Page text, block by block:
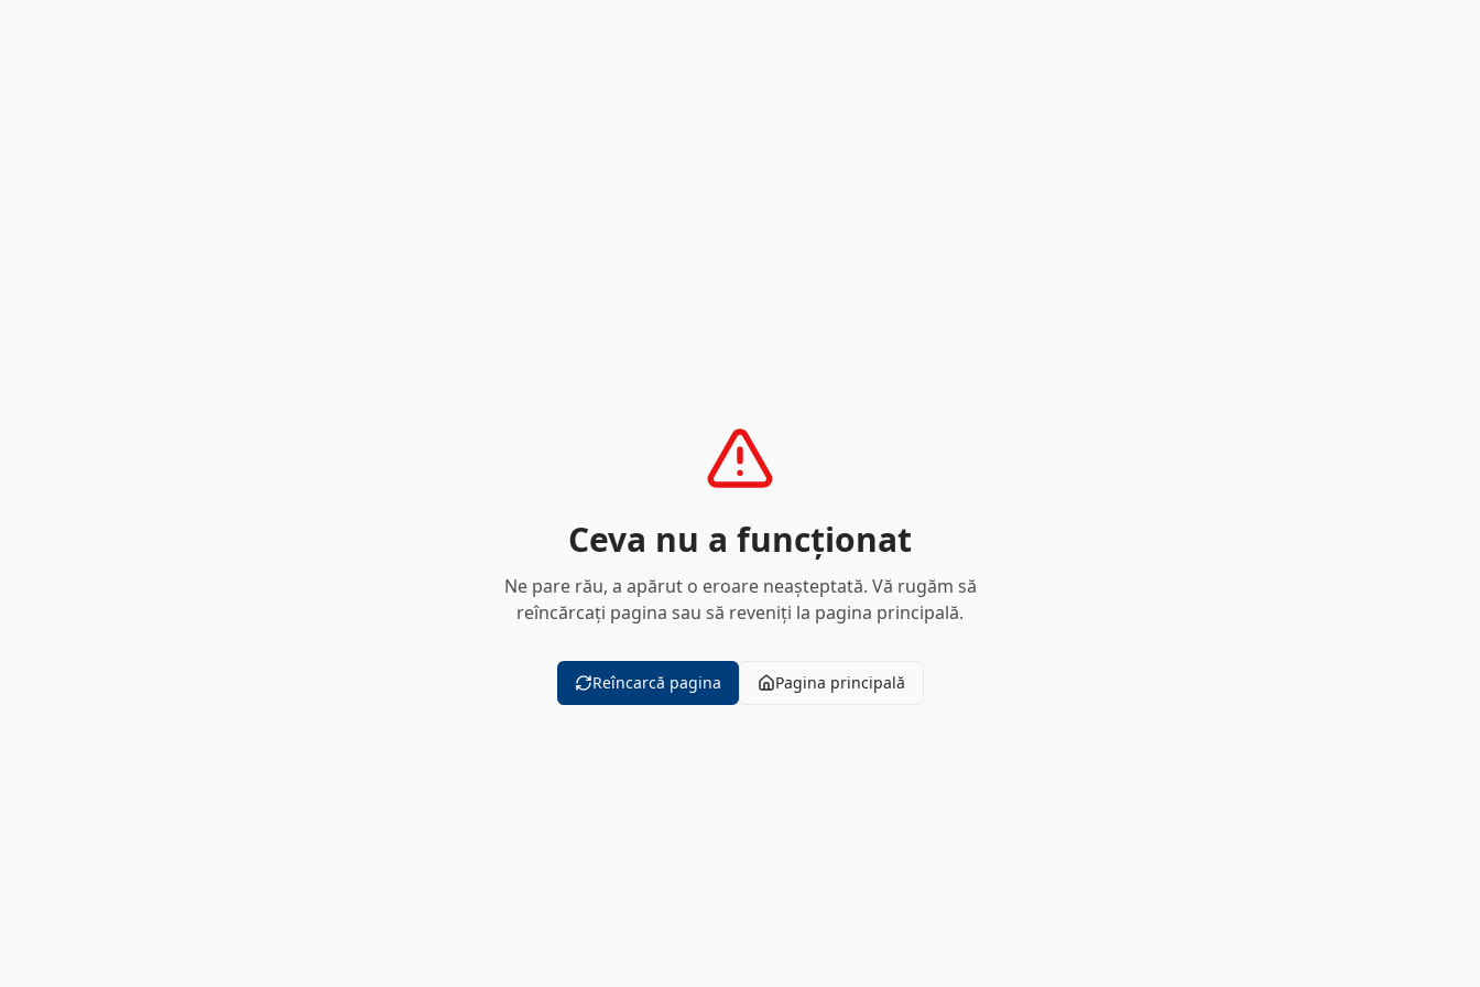
Ceva nu a funcționat
Ne pare rău, a apărut o eroare neașteptată. Vă rugăm să
reîncărcați pagina sau să reveniți la pagina principală.
Reîncarcă pagina Pagina principală